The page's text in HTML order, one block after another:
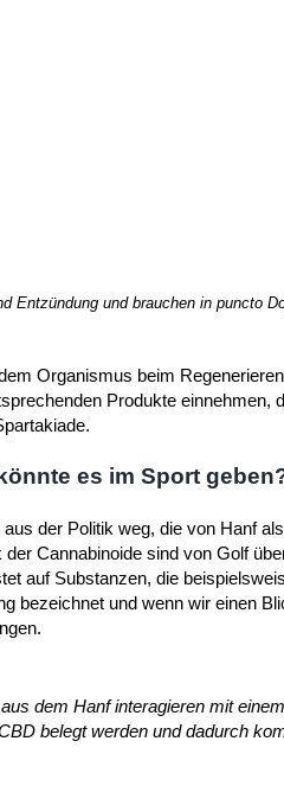
Entzündung und brauchen in puncto
Organismus beim
Produkte
es im Sport
der Politik weg, die von Hanf
Cannabinoide sind von Golf
auf Substanzen, die
bezeichnet und wenn wir einen
dem Hanf interagieren mit
belegt werden und dadurch